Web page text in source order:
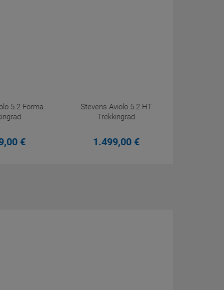
5.2 Forma
00 €
Stevens Aviolo 5.2 HT
Trekkingrad
1.499,00 €